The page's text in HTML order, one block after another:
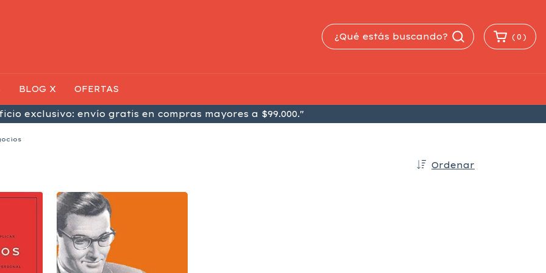
exclusivo: envío gratis en compras mayores a $99.000."
( 0 )
BLOG X OFERTAS
Ordenar